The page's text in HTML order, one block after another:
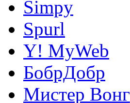
Simpy
Spurl
Y! MyWeb
БобрДобр
Мистер Вонг